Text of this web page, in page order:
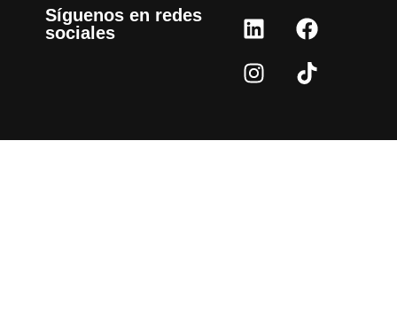
Síguenos en redes
sociales